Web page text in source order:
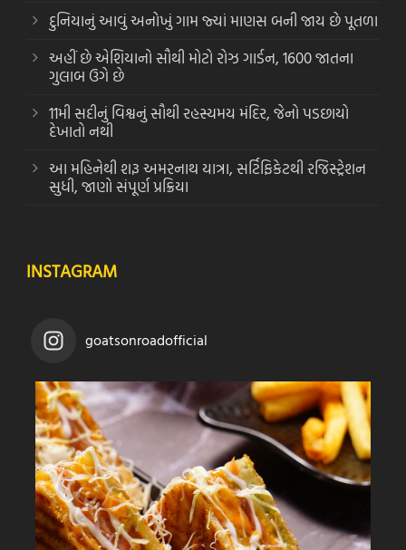
દુનિયાનું આવું અનોખું ગામ જ્યાં માણસ બની જાય છે પૂતળા
અહીં છે એશિયાનો સૌથી મોટો રોઝ ગાર્ડન, 1600 જાતના
ગુલાબ ઉગે છે
11મી સદીનું વિશ્વનું સૌથી રહસ્યમય મંદિર, જેનો પડછાયો
દેખાતો નથી
આ મહિનેથી શરૂ અમરનાથ યાત્રા, સર્ટિફિકેટથી રજિસ્ટ્રેશન
સુધી, જાણો સંપૂર્ણ પ્રક્રિયા
INSTAGRAM
goatsonroadofficial